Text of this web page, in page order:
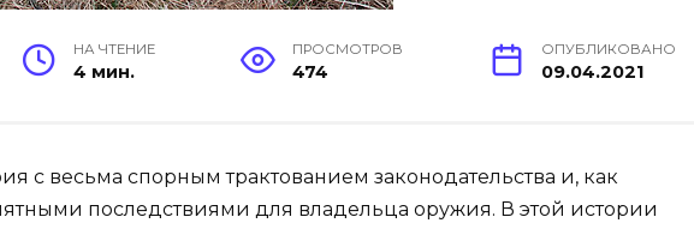
НА ЧТЕНИЕ
4 мин.
ПРОСМОТРОВ
474
ОПУБЛИКОВАНО
09.04.2021
с весьма спорным трактованием законодательства и, как
последствиями для владельца оружия. В этой истории